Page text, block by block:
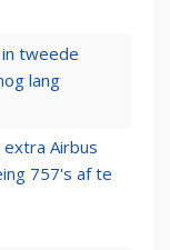
tweede
lang
Airbus
757's af te